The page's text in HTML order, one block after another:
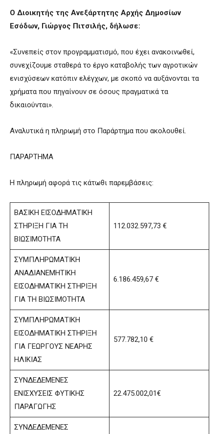
Ο Διοικητής της Ανεξάρτητης Αρχής Δημοσίων
Εσόδων, Γιώργος Πιτσιλής, δήλωσε:
«Συνεπείς στον προγραμματισμό, που έχει ανακοινωθεί,
συνεχίζουμε σταθερά το έργο καταβολής των αγροτικών
ενισχύσεων κατόπιν ελέγχων, με σκοπό να αυξάνονται τα
χρήματα που πηγαίνουν σε όσους πραγματικά τα
δικαιούνται».
Αναλυτικά η πληρωμή στο Παράρτημα που ακολουθεί.
ΠΑΡΑΡΤΗΜΑ
Η πληρωμή αφορά τις κάτωθι παρεμβάσεις:
ΒΑΣΙΚΗ ΕΙΣΟΔΗΜΑΤΙΚΗ
ΣΤΗΡΙΞΗ ΓΙΑ ΤΗ
ΒΙΩΣΙΜΟΤΗΤΑ
112.032.597,73 €
ΣΥΜΠΛΗΡΩΜΑΤΙΚΗ
ΑΝΑΔΙΑΝΕΜΗΤΙΚΗ
ΕΙΣΟΔΗΜΑΤΙΚΗ ΣΤΗΡΙΞΗ
ΓΙΑ ΤΗ ΒΙΩΣΙΜΟΤΗΤΑ
6.186.459,67 €
ΣΥΜΠΛΗΡΩΜΑΤΙΚΗ
ΕΙΣΟΔΗΜΑΤΙΚΗ ΣΤΗΡΙΞΗ
ΓΙΑ ΓΕΩΡΓΟΥΣ ΝΕΑΡΗΣ
ΗΛΙΚΙΑΣ
577.782,10 €
ΣΥΝΔΕΔΕΜΕΝΕΣ
ΕΝΙΣΧΥΣΕΙΣ ΦΥΤΙΚΗΣ
ΠΑΡΑΓΩΓΗΣ
22.475.002,01€
ΣΥΝΔΕΔΕΜΕΝΕΣ